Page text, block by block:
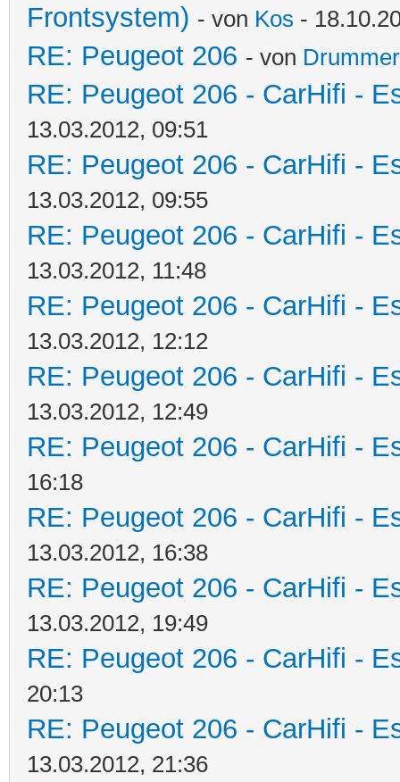
Frontsystem) - von Kos -
RE: Peugeot 206 - von
RE: Peugeot 206 - CarHifi -
13.03.2012, 09:51
RE: Peugeot 206 - CarHifi -
13.03.2012, 09:55
RE: Peugeot 206 - CarHifi -
13.03.2012, 11:48
RE: Peugeot 206 - CarHifi -
13.03.2012, 12:12
RE: Peugeot 206 - CarHifi -
13.03.2012, 12:49
RE: Peugeot 206 - CarHifi -
16:18
RE: Peugeot 206 - CarHifi -
13.03.2012, 16:38
RE: Peugeot 206 - CarHifi -
13.03.2012, 19:49
RE: Peugeot 206 - CarHifi -
20:13
RE: Peugeot 206 - CarHifi -
13.03.2012, 21:36